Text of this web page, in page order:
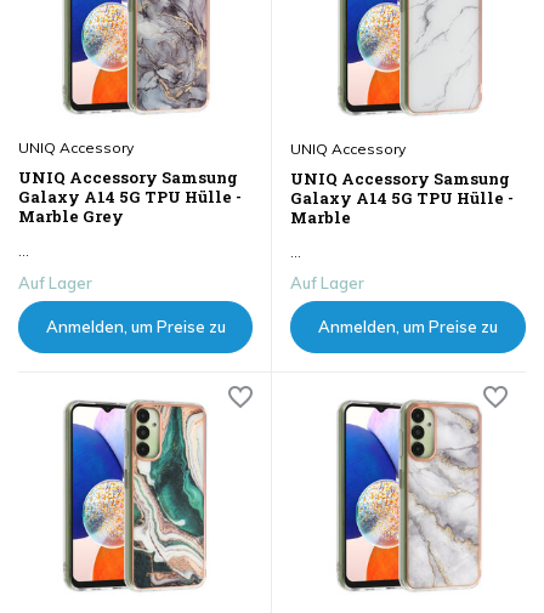
UNIQ Accessory
UNIQ Accessory Samsung
Galaxy A14 5G TPU Hülle -
Marble Grey
Auf Lager
Anmelden, um Preise zu
UNIQ Accessory
UNIQ Accessory Samsung
Galaxy A14 5G TPU Hülle -
Marble
Auf Lager
Anmelden, um Preise zu